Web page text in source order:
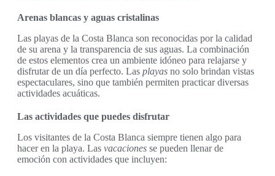
Arenas blancas y aguas cristalinas
Las playas de la Costa Blanca son reconocidas por la calidad
de su arena y la transparencia de sus aguas. La combinación
de estos elementos crea un ambiente idóneo para relajarse y
disfrutar de un día perfecto. Las playas no solo brindan vistas
espectaculares, sino que también permiten practicar diversas
actividades acuáticas.
Las actividades que puedes disfrutar
Los visitantes de la Costa Blanca siempre tienen algo para
hacer en la playa. Las vacaciones se pueden llenar de
emoción con actividades que incluyen: